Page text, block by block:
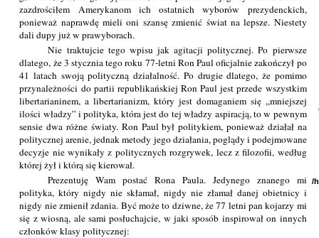
zazdrościłem Amerykanom ich ostatnich wyborów prezydenckich,
ponieważ naprawdę mieli oni szansę zmienić świat na lepsze. Niestety
dali dupy już w prawyborach.
Nie traktujcie tego wpisu jak agitacji politycznej. Po pierwsze
dlatego, że 3 stycznia tego roku 77-letni Ron Paul oficjalnie zakończył po
41 latach swoją polityczną działalność. Po drugie dlatego, że pomimo
przynależności do partii republikańskiej Ron Paul jest przede wszystkim
libertarianinem, a libertarianizm, który jest domaganiem się „mniejszej
ilości władzy” i polityka, która jest do tej władzy aspiracją, to w pewnym
sensie dwa różne światy. Ron Paul był politykiem, ponieważ działał na
politycznej arenie, jednak metody jego działania, poglądy i podejmowane
decyzje nie wynikały z politycznych rozgrywek, lecz z filozofii, według
której żył i którą się kierował.
Prezentuję Wam postać Rona Paula. Jedynego znanego mi
polityka, który nigdy nie skłamał, nigdy nie złamał danej obietnicy i
nigdy nie zmienił zdania. Być może to dziwne, że 77 letni pan kojarzy mi
się z wiosną, ale sami posłuchajcie, w jaki sposób inspirował on innych
członków klasy politycznej:
/